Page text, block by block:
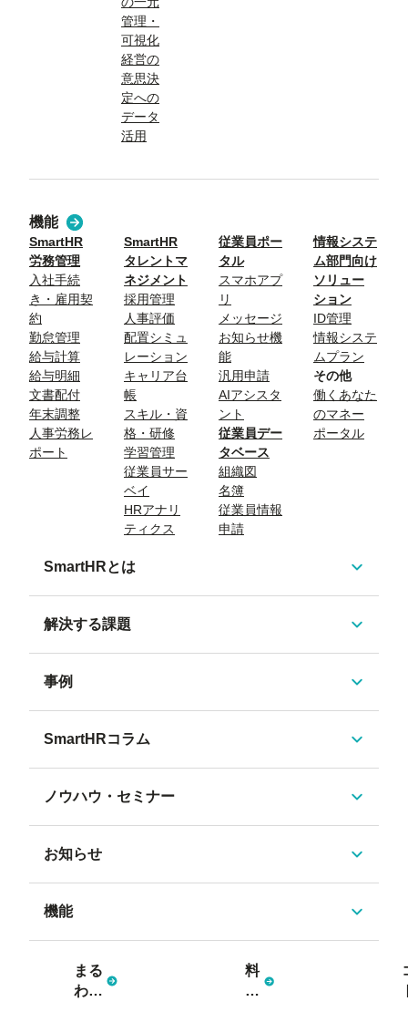
管理・
可視化
経営の
意思決
定への
データ
活用
機能
SmartHR
労務管理
入社手続
き・雇用契
約
勤怠管理
給与計算
給与明細
文書配付
年末調整
人事労務レ
ポート
SmartHR
タレントマ
ネジメント
採用管理
人事評価
配置シミュ
レーション
キャリア台
帳
スキル・資
格・研修
学習管理
従業員サー
ベイ
HRアナリ
ティクス
従業員ポー
タル
スマホアプ
リ
メッセージ
お知らせ機
能
汎用申請
AIアシスタ
ント
従業員デー
タベース
組織図
名簿
従業員情報
申請
情報システ
ム部門向け
ソリュー
ション
ID管理
情報システ
ムプラン
その他
働くあなた
のマネー
ポータル
SmartHRとは
解決する課題
事例
SmartHRコラム
ノウハウ・セミナー
お知らせ
機能
まる
わか
料
金